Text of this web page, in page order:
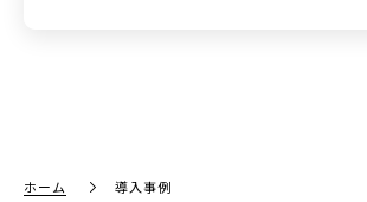
ホーム 導入事例